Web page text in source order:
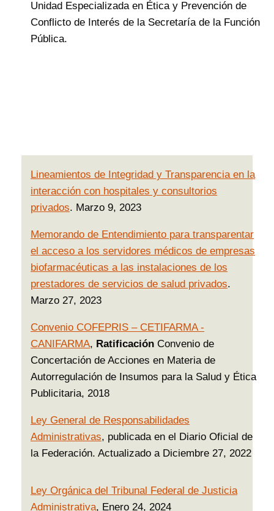
Unidad Especializada en Ética y Prevención de
Conflicto de Interés de la Secretaría de la Función
Pública.
Lineamientos de Integridad y Transparencia en la
interacción con hospitales y consultorios
privados. Marzo 9, 2023
Memorando de Entendimiento para transparentar
el acceso a los servidores médicos de empresas
biofarmacéuticas a las instalaciones de los
prestadores de servicios de salud privados.
Marzo 27, 2023
Convenio COFEPRIS – CETIFARMA -
CANIFARMA, Ratificación Convenio de
Concertación de Acciones en Materia de
Autorregulación de Insumos para la Salud y Ética
Publicitaria, 2018
Ley General de Responsabilidades
Administrativas, publicada en el Diario Oficial de
la Federación. Actualizado a Diciembre 27, 2022
Ley Orgánica del Tribunal Federal de Justicia
Administrativa, Enero 24, 2024